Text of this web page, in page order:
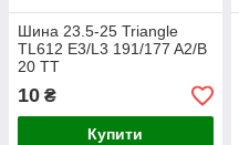
Шина 23.5-25 Triangle
TL612 E3/L3 191/177 A2/B
20 TT
10 ₴
Купити